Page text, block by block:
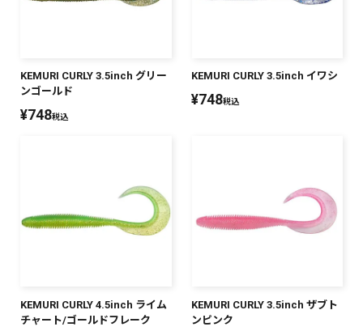
KEMURI CURLY 3.5inch グリー
ンゴールド
¥748税込
KEMURI CURLY 3.5inch イワシ
¥748税込
KEMURI CURLY 4.5inch ライム
チャート/ゴールドフレーク
KEMURI CURLY 3.5inch ザブト
ンピンク